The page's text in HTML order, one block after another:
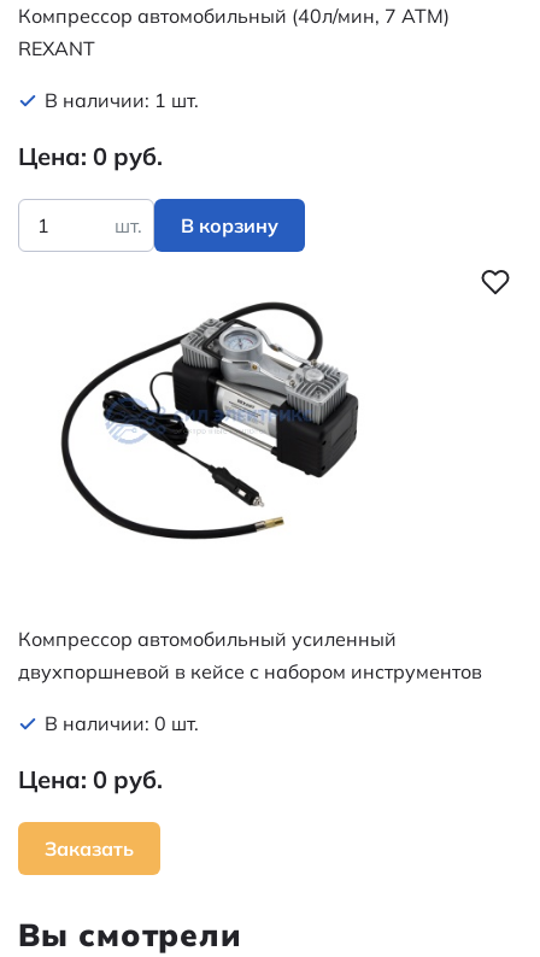
Компрессор автомобильный (40л/мин, 7 АТМ)
REXANT
В наличии: 1 шт.
Цена: 0 руб.
шт. В корзину
Компрессор автомобильный усиленный
двухпоршневой в кейсе с набором инструментов
В наличии: 0 шт.
Цена: 0 руб.
Заказать
Вы смотрели